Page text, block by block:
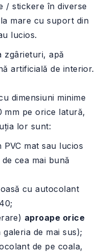
/ stickere în diverse
mare cu suport din
lucios.
zgârieturi, apă
artificială de interior.
dimensiuni minime
mm pe orice latură,
lor sunt:
mat sau lucios
cea mai bună
cu autocolant
aproape orice
de mai sus);
de pe coala,